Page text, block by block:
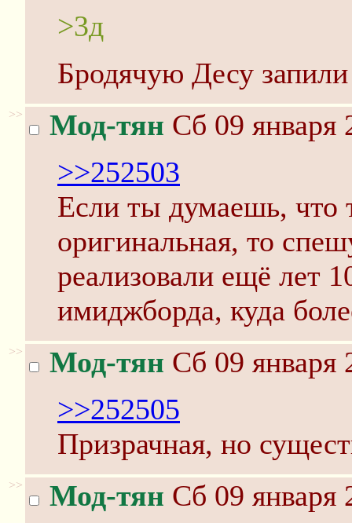
>3д
Бродячую Десу
>> Мод-тян Сб 09 января
>>252503
Если ты думаешь, что
оригинальная, то
реализовали ещё лет
имиджборда, куда
>> Мод-тян Сб 09 января
>>252505
Призрачная, но
>> Мод-тян Сб 09 января